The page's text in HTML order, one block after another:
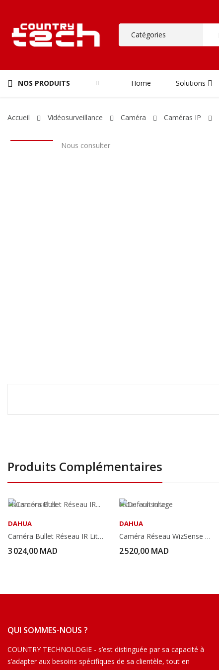
NOS PRODUITS Home Solutions
Accueil Vidéosurveillance Caméra Caméras IP
Nous consulter
Produits Complémentaires
Nous consulter
DAHUA
Caméra Bullet Réseau IR Lite Varifocale 8...
3 024,00 MAD
Nous consulter
DAHUA
Caméra Réseau WizSense À Dôme À Focale Variable...
2 520,00 MAD
QUI SOMMES-NOUS ?
COUNTRY TECHNOLOGIE - s’est distinguée par sa capacité à
s’adapter aux besoins spécifiques de sa clientèle, tout en